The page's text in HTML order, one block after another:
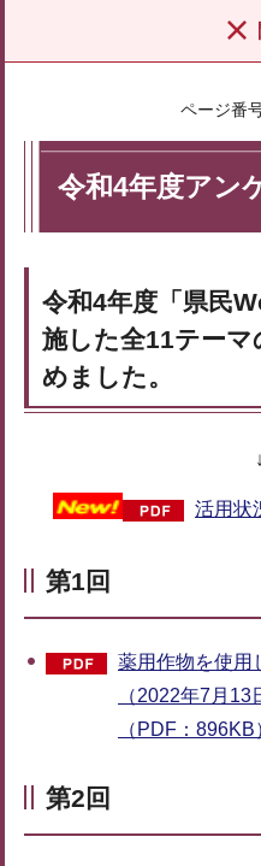
ページ番
令和4年度アン
令和4年度「県民
施した全11テーマ
めました。
活用状
第1回
薬用作物を使用
（2022年7月13
（PDF：896KB
第2回